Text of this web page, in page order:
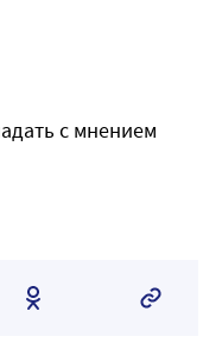
с мнением